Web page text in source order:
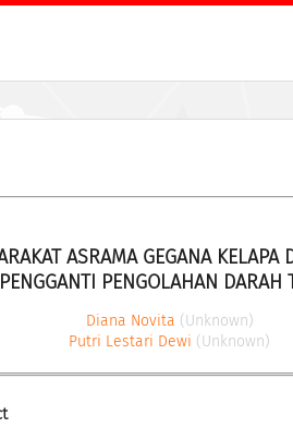
ASRAMA GEGANA
PENGOLAHAN
Diana Novita (Unknown)
Putri Lestari Dewi (Unknown)